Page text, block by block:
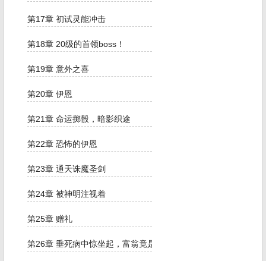
第17章 初试灵能冲击
第18章 20级的首领boss！
第19章 意外之喜
第20章 伊恩
第21章 命运掷骰，暗影织途
第22章 恐怖的伊恩
第23章 通天诛魔圣剑
第24章 被神明注视着
第25章 赠礼
第26章 垂死病中惊坐起，富翁竟是我自己